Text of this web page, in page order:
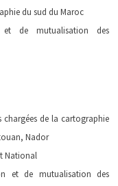
du sud du Maroc
et de mutualisation des
de la cartographie
Nador
National
et de mutualisation des